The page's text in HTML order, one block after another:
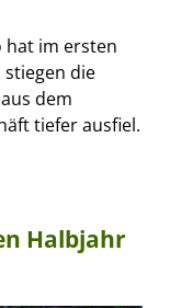
hat im ersten
die
dem
tiefer ausfiel.
Halbjahr